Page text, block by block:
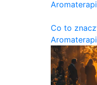
Co to